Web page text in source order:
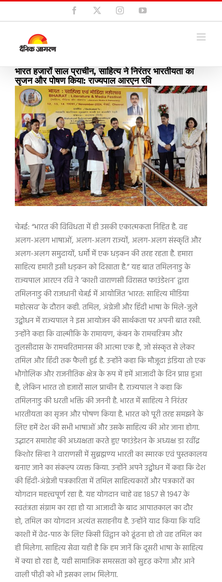
Skip
to
Facebook InstagramYouTube
भारत हजारों साल प्राचीन, साहित्य ने निरंतर भारतीयता का
सृजन और पोषण किया: राज्यपाल आरएन रवि
View
Larger
Image
चेन्नई: “भारत की विविधता में ही उसकी एकात्मकता निहित है. वह
अलग-अलग भाषाओं, अलग-अलग राज्यों, अलग-अलग संस्कृति और
अलग-अलग समुदायों, धर्मों में एक धड़कन की तरह रहता है. हमारा
साहित्य हमारी इसी धड़कन को दिखाता है.” यह बात तमिलनाडु के
राज्यपाल आरएन रवि ने ‘काशी वाराणसी विरासत फाउंडेशन’ द्वारा
तमिलनाडु की राजधानी चेन्नई में आयोजित ‘भारत: साहित्य मीडिया
महोत्सव’ के दौरान कही. तमिल, अंग्रेजी और हिंदी भाषा के मिले-जुले
उद्बोधन में राज्यपाल ने इस आयोजन की सार्थकता पर अपनी बात रखी.
उन्होंने कहा कि वाल्मीकि के रामायण, कंबन के रामचरित्रम और
तुलसीदास के रामचरितमानस की आत्मा एक है, जो संस्कृत से लेकर
तमिल और हिंदी तक फैली हुई है. उन्होंने कहा कि मौजूदा इंडिया तो एक
भौगोलिक और राजनीतिक क्षेत्र के रूप में हमें आजादी के दिन प्राप्त हुआ
है, लेकिन भारत तो हजारों साल प्राचीन है. राज्यपाल ने कहा कि
तमिलनाडु की धरती भक्ति की जननी है. भारत में साहित्य ने निरंतर
भारतीयता का सृजन और पोषण किया है. भारत को पूरी तरह समझने के
लिए हमें देश की सभी भाषाओं और उसके साहित्य की ओर जाना होगा.
उद्घाटन समारोह की अध्यक्षता करते हुए फाउंडेशन के अध्यक्ष डा रवींद्र
किशोर सिन्हा ने वाराणसी में सुब्रह्मण्य भारती का स्मारक एवं पुस्तकालय
बनाए जाने का संकल्प व्यक्त किया. उन्होंने अपने उद्बोधन में कहा कि देश
की हिंदी-अंग्रेजी पत्रकारिता में तमिल साहित्यकारों और पत्रकारों का
योगदान महत्त्वपूर्ण रहा है. यह योगदान चाहे वह 1857 से 1947 के
स्वतंत्रता संग्राम का रहा हो या आजादी के बाद आपातकाल का दौर
हो, तमिल का योगदान अत्यंत सराहनीय है. उन्होंने याद किया कि यदि
काशी में वेद-पाठ के लिए किसी विद्वान को ढूंढना हो तो वह तमिल का
ही मिलेगा. साहित्य सेवा यही है कि हम जानें कि दूसरी भाषा के साहित्य
में क्या हो रहा है, यही सामाजिक समरसता को सुदृढ़ करेगा और आने
वाली पीढ़ी को भी इसका लाभ मिलेगा.